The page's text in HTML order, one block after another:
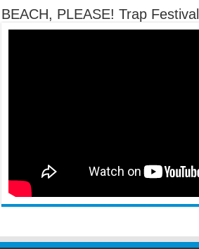
BEACH, PLEASE! Trap Festival